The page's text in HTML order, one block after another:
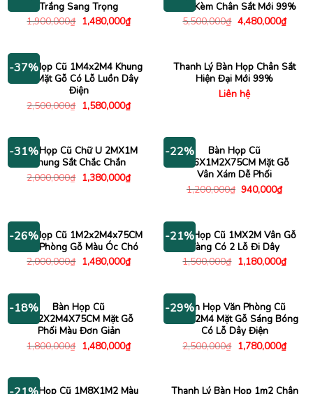
Trắng Sang Trọng
1,900,000₫ Giá
gốc
1,480,000₫Giá
hiện
Đen Kèm Chân Sắt Mới 99%
5,500,000₫ Giá
gốc
4,480,000₫Giá
hiện
-37%
Bàn Họp Cũ 1M4x2M4 Khung
Sắt Mặt Gỗ Có Lỗ Luồn Dây
Điện
2,500,000₫ Giá
gốc
1,580,000₫Giá
hiện
1,580,000₫.
Thanh Lý Bàn Họp Chân Sắt
Hiện Đại Mới 99%
Liên hệ
-31%
Bàn Họp Cũ Chữ U 2MX1M
Khung Sắt Chắc Chắn
2,000,000₫ Giá
gốc
1,380,000₫Giá
hiện
-22%
Bàn Họp Cũ
1M6X1M2X75CM Mặt Gỗ
Vân Xám Dễ Phối
1,200,000₫ Giá
940,000₫Giá
hiện
-26%
Bàn Họp Cũ 1M2x2M4x75CM
Văn Phòng Gỗ Màu Óc Chó
2,000,000₫ Giá
gốc
1,480,000₫Giá
hiện
1,480,000₫.
-21%
Bàn Họp Cũ 1MX2M Vân Gỗ
Vàng Có 2 Lỗ Đi Dây
1,500,000₫ Giá
gốc
1,180,000₫Giá
hiện
-18%
Bàn Họp Cũ
1M2X2M4X75CM Mặt Gỗ
Phối Màu Đơn Giản
1,800,000₫ Giá
gốc
1,480,000₫Giá
hiện
-29%Bàn Họp Văn Phòng Cũ
1M2x2M4 Mặt Gỗ Sáng Bóng
Có Lỗ Dây Điện
2,500,000₫ Giá
gốc
1,780,000₫Giá
hiện
Bàn Họp Cũ 1M8X1M2 Màu
Thanh Lý Bàn Họp 1m2 Chân